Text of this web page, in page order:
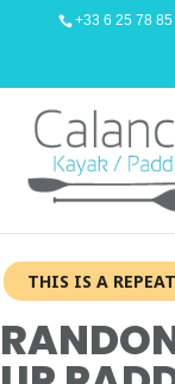
+33 6 25 78 85
THIS IS A